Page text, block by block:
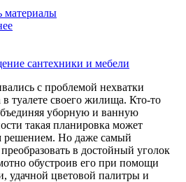
материалы
сантехники и мебели
с проблемой нехватки
в туалете своего жилища. Кто-то
уборную и ванную
такая планировка может
решением. Но даже самый
в достойный уголок
обустроив его при помощи
удачной цветовой палитры и